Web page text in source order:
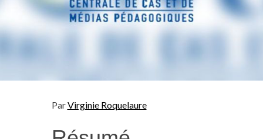
ParVirginie Roquelaure